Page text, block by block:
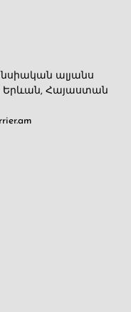
ալյանս
Երևան, Հայաստան